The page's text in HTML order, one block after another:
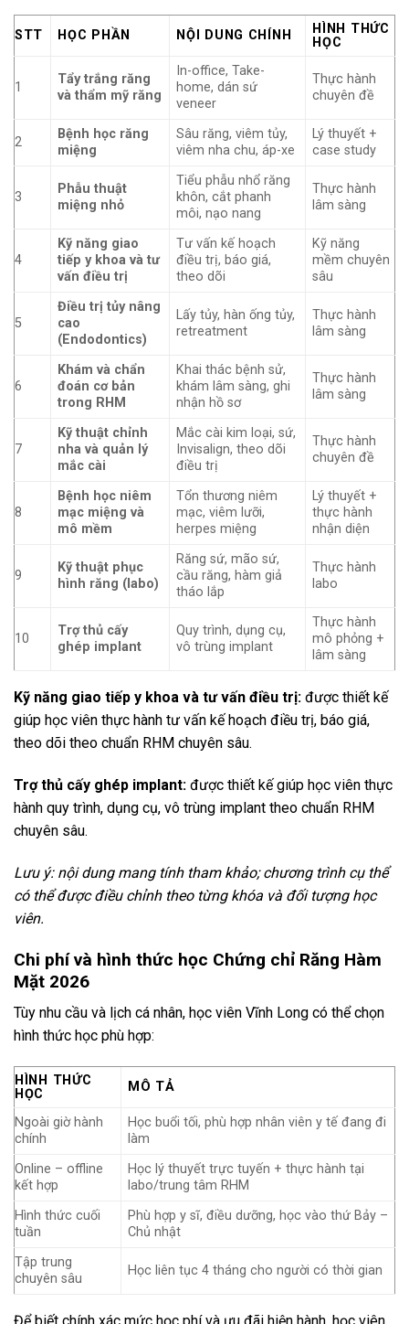
STT HỌC PHẦN NỘI DUNG CHÍNH
HÌNH THỨC
HỌC
1
Tẩy trắng răng
và thẩm mỹ răng
In-office, Take-
home, dán sứ
veneer
Thực hành
chuyên đề
2
Bệnh học răng
miệng
Sâu răng, viêm tủy,
viêm nha chu, áp-xe
Lý thuyết +
case study
3
Phẫu thuật
miệng nhỏ
Tiểu phẫu nhổ răng
khôn, cắt phanh
môi, nạo nang
Thực hành
lâm sàng
4
Kỹ năng giao
tiếp y khoa và tư
vấn điều trị
Tư vấn kế hoạch
điều trị, báo giá,
theo dõi
Kỹ năng
mềm chuyên
sâu
5
Điều trị tủy nâng
cao
(Endodontics)
Lấy tủy, hàn ống tủy,
retreatment
Thực hành
lâm sàng
6
Khám và chẩn
đoán cơ bản
trong RHM
Khai thác bệnh sử,
khám lâm sàng, ghi
nhận hồ sơ
Thực hành
lâm sàng
7
Kỹ thuật chỉnh
nha và quản lý
mắc cài
Mắc cài kim loại, sứ,
Invisalign, theo dõi
điều trị
Thực hành
chuyên đề
8
Bệnh học niêm
mạc miệng và
mô mềm
Tổn thương niêm
mạc, viêm lưỡi,
herpes miệng
Lý thuyết +
thực hành
nhận diện
9
Kỹ thuật phục
hình răng (labo)
Răng sứ, mão sứ,
cầu răng, hàm giả
tháo lắp
Thực hành
labo
10
Trợ thủ cấy
ghép implant
Quy trình, dụng cụ,
vô trùng implant
Thực hành
mô phỏng +
lâm sàng
Kỹ năng giao tiếp y khoa và tư vấn điều trị: được thiết kế
giúp học viên thực hành tư vấn kế hoạch điều trị, báo giá,
theo dõi theo chuẩn RHM chuyên sâu.
Trợ thủ cấy ghép implant: được thiết kế giúp học viên thực
hành quy trình, dụng cụ, vô trùng implant theo chuẩn RHM
chuyên sâu.
Lưu ý: nội dung mang tính tham khảo; chương trình cụ thể
có thể được điều chỉnh theo từng khóa và đối tượng học
viên.
Chi phí và hình thức học Chứng chỉ Răng Hàm
Mặt 2026
Tùy nhu cầu và lịch cá nhân, học viên Vĩnh Long có thể chọn
hình thức học phù hợp:
HÌNH THỨC
HỌC
MÔ TẢ
Ngoài giờ hành
chính
Học buổi tối, phù hợp nhân viên y tế đang đi
làm
Online – offline
kết hợp
Học lý thuyết trực tuyến + thực hành tại
labo/trung tâm RHM
Hình thức cuối
tuần
Phù hợp y sĩ, điều dưỡng, học vào thứ Bảy –
Chủ nhật
Tập trung
chuyên sâu
Học liên tục 4 tháng cho người có thời gian